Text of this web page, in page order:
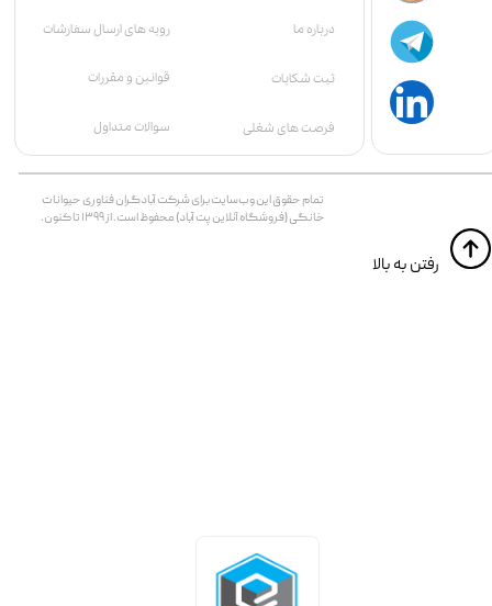
تمام حقوق اين وب‌سايت برای شرکت آبادگران فناوری حیوانات
خانگی (فروشگاه آنلاین پت آباد) محفوظ است. از ۱۳۹۹ تا کنون.
​​رفتن به بالا
رویه های ارسال سفارشات
قوانین و مقررات
سوالات متداول
درباره ما
ثبت شکایات
فرصت های شغلی